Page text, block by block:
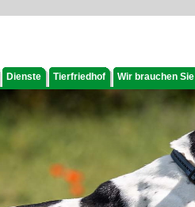
Dienste Tierfriedhof Wir brauchen Sie